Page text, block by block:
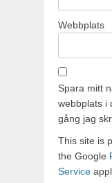
Webbplats
Spara mitt
webbplats i
gång jag
This site is
the Google
Service